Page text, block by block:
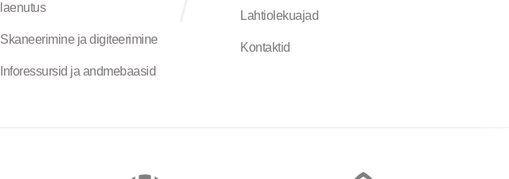
laenutus
Skaneerimine ja digiteerimine
Inforessursid ja andmebaasid
Lahtiolekuajad
Kontaktid